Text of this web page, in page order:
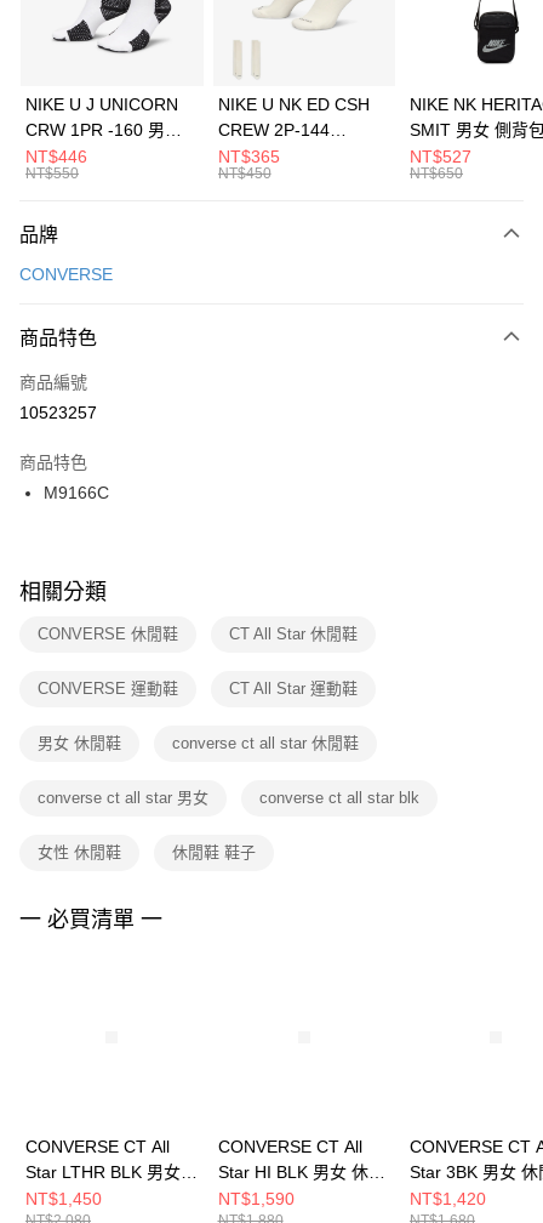
華南商業銀行
彰化商業銀行
上海商業儲蓄銀行
元大商業銀行
台灣樂天信用卡公司
Apple Pay
全盈+PAY
AFTEE先享後付
【關於「AFTEE先享後付」】
便利好安心！
３．安心：先確認商品／服務後，再付款。
【「AFTEE先享後付」結帳流程】
１．於結帳方式選擇「AFTEE先享後付」後，將跳轉至「AFTEE先享後付」
２．訂單成立數日內，您將收到繳費通知簡訊。
３．收到繳費通知簡訊後14天內，點擊此簡訊中的連結，可透過四大超商／
ATM／網路銀行／等多元方式進行付款，方視為交易完成。
※ 交易是否成功請以「AFTEE先享後付 」之結帳頁面顯示為準，若有關於
是否繳費成功／繳費後需取消欲退款等相關疑問，請聯繫「AFTEE先享後付
客戶支援中心」 https://netprotections.freshdesk.com/support/home
１．透過由恩沛科技股份有限公司提供之「AFTEE先享後付」服務完成之交
權轉讓予恩沛科技股份有限公司。
３．未成年的使用者請事先徵得法定代理人或監護人之同意方可使用
任。
請求用戶進行身份認證。
５．嚴禁一人註冊多個帳號或使用他人資訊註冊。若發現惡意使用之情形，
運送方式
每筆NT$100，滿NT$1,500(含以上)免運費
宅配
每筆NT$100，滿NT$1,500(含以上)免運費
付款後門市自取
每筆NT$100，滿NT$1,500(含以上)免運費
NIKE U J UNICORN
CRW 1PR -160 男女
中統襪 FZ3393100
NT$446
NT$550
NIKE U NK ED CSH
CREW 2P-144
EMBRDY 男女 短統襪
FZ3073133
NT$365
NT$450
NIKE NK
SMIT 男女 側背
BA5871010
NT$527
NT$650
品牌
CONVERSE
商品特色
商品編號
10523257
商品特色
M9166C
相關分類
CONVERSE 休閒鞋 CT All Star 休閒鞋
CONVERSE 運動鞋 CT All Star 運動鞋
男女 休閒鞋 converse ct all star 休閒鞋
converse ct all star 男女 converse ct all star blk
女性 休閒鞋 休閒鞋 鞋子
一 必買清單 一
CONVERSE CT All
Star LTHR BLK 男女
休閒鞋 132174C
NT$1,450
CONVERSE CT All
Star HI BLK 男女 休閒
鞋 M9160C
NT$1,590
CONVERSE CT
Star 3BK 男女 休
M5039C
NT$1,420